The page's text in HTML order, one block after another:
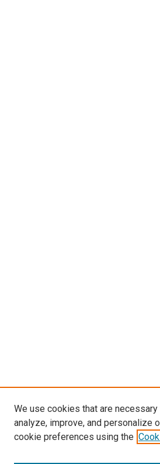
We use cookies that are
analyze, improve, and personalize
cookie preferences using the